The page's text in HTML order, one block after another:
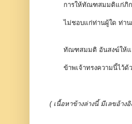
การให้ทัณฑสมมติแก่ภิ
ไม่ชอบแก่ท่านผู้ใด ท่า
ทัณฑสมมติ อันสงฆ์ให้แ
ข้าพเจ้าทรงความนี้ไว้ด้
( เนื้อหาข้างล่างนี้ มีเลขอ้าง